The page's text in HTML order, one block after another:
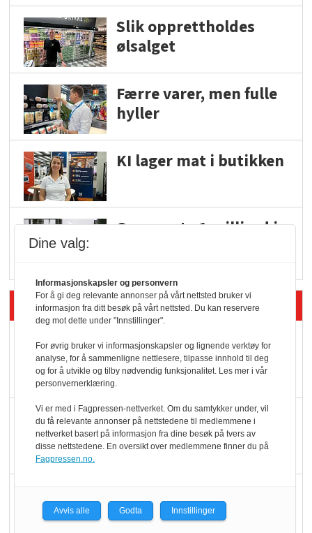
Slik opprettholdes
ølsalget
Færre varer, men fulle
hyller
KI lager mat i butikken
Q passerte 1 milliard i
Siste artikler - Økologisk
Kolonihagens norske
yoghurt: Trues av
melkemangel
Marit Kolby vant
Økologisk Norge sin
Blir enklere å velge
økologisk i butikkhylla
Dine valg:
Informasjonskapsler og personvern
For å gi deg relevante annonser på vårt nettsted bruker vi
informasjon fra ditt besøk på vårt nettsted. Du kan reservere
deg mot dette under "Innstillinger".
For øvrig bruker vi informasjonskapsler og lignende verktøy for
analyse, for å sammenligne nettlesere, tilpasse innhold til deg
og for å utvikle og tilby nødvendig funksjonalitet. Les mer i vår
personvernerklæring.
Vi er med i Fagpressen-nettverket. Om du samtykker under, vil
du få relevante annonser på nettstedene til medlemmene i
nettverket basert på informasjon fra dine besøk på tvers av
disse nettstedene. En oversikt over medlemmene finner du på
Fagpressen.no.
Avvis alle Godta Innstillinger